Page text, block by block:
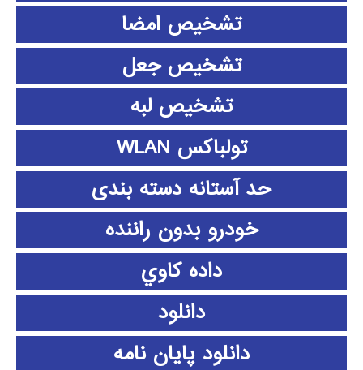
تشخیص امضا
تشخیص جعل
تشخیص لبه
تولباکس WLAN
حد آستانه دسته بندی
خودرو بدون راننده
داده كاوي
دانلود
دانلود پايان نامه